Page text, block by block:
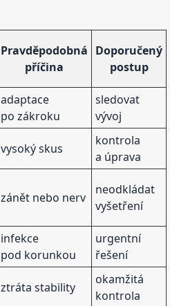
Pravděpodobná
příčina
Doporučený
postup
adaptace
po zákroku
sledovat
vývoj
vysoký skus
kontrola
a úprava
zánět nebo nerv
neodkládat
vyšetření
infekce
pod korunkou
urgentní
řešení
ztráta stability
okamžitá
kontrola